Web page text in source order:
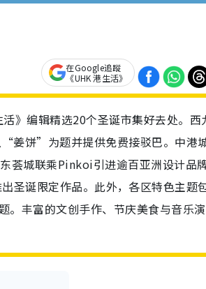
在Google追蹤
《UHK 港生活》
》编辑精选20个圣诞市集好去处。西
“姜饼”为题并提供免费接驳巴。中港
荟城联乘Pinkoi引进逾百亚洲设计品牌
诞限定作品。此外，各区特色主题
。丰富的文创手作、节庆美食与音乐演